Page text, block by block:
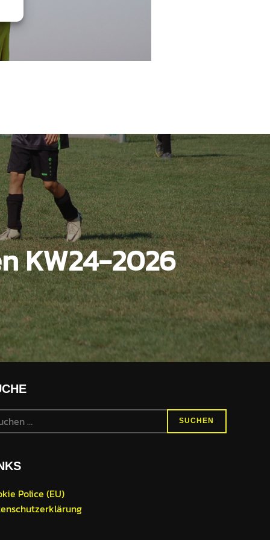
KW24-2026
SUCHEN
Police (EU)